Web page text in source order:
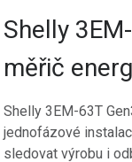
Shelly
měřič
Shelly 3EM-63T
jednofázové
sledovat výrobu i